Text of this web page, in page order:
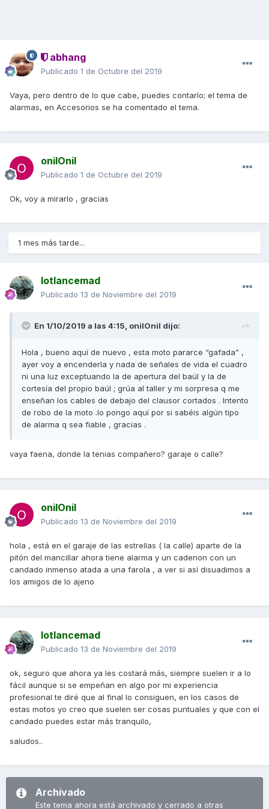
abhang
Publicado 1 de Octubre del 2019
Vaya, pero dentro de lo que cabe, puedes contarlo; el tema de
alarmas, en Accesorios se ha comentado el tema.
onilOnil
Publicado 1 de Octubre del 2019
Ok, voy a mirarlo , gracias
1 mes más tarde...
lotlancemad
Publicado 13 de Noviembre del 2019
En 1/10/2019 a las 4:15, onilOnil dijo:
Hola , bueno aquí de nuevo , esta moto pararce “gafada” ,
ayer voy a encenderla y nada de señales de vida el cuadro
ni una luz exceptuando la de apertura del baúl y la de
cortesía del propio baúl ; grúa al taller y mi sorpresa q me
enseñan los cables de debajo del clausor cortados . Intento
de robo de la moto .lo pongo aquí por si sabéis algún tipo
de alarma q sea fiable , gracias .
vaya faena, donde la tenias compañero? garaje o calle?
onilOnil
Publicado 13 de Noviembre del 2019
hola , está en el garaje de las estrellas ( la calle) aparte de la
pitón del mancillar ahora tiene alarma y un cadenon con un
candado inmenso atada a una farola , a ver si así disuadimos a
los amigos de lo ajeno
lotlancemad
Publicado 13 de Noviembre del 2019
ok, seguro que ahora ya les costará más, siempre suelen ir a lo
fácil aunque si se empeñan en algo por mi experiencia
profesional te diré que al final lo consiguen, en los casos de
estas motos yo creo que suelen ser cosas puntuales y que con el
candado puedes estar más tranquilo,
saludos..
Archivado
Este tema ahora está archivado y cerrado a otras